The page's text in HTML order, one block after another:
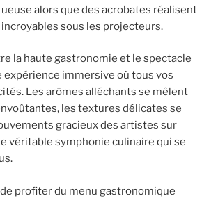
alors que des acrobates réalisent
sous les projecteurs.
la haute gastronomie et le spectacle
expérience immersive où tous vos
Les arômes alléchants se mêlent
les textures délicates se
gracieux des artistes sur
véritable symphonie culinaire qui se
profiter du menu gastronomique